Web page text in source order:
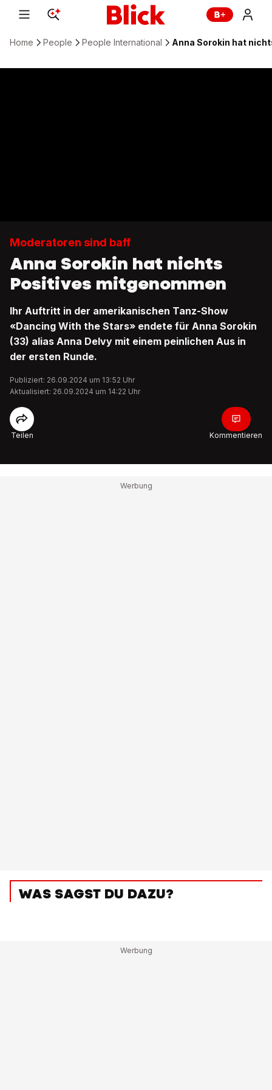
Home People People International Anna Sorokin hat
Moderatoren sind baff
Anna Sorokin hat nichts
Positives mitgenommen
Ihr Auftritt in der amerikanischen Tanz-Show
«Dancing With the Stars» endete für Anna Sorokin
(33) alias Anna Delvy mit einem peinlichen Aus in
der ersten Runde.
Publiziert: 26.09.2024 um 13:52 Uhr
Aktualisiert: 26.09.2024 um 14:22 Uhr
Teilen Kommentieren
WAS SAGST DU DAZU?